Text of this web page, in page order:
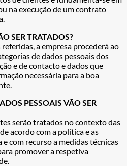
na execução de um contrato
SER TRATADOS?
a empresa procederá ao
de dados pessoais dos
e de contacto e dados que
necessária para a boa
PESSOAIS VÃO SER
serão tratados no contexto das
acordo com a política e as
com recurso a medidas técnicas
promover a respetiva